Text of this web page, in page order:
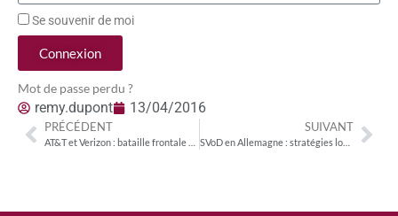
Se souvenir de moi
Connexion
Mot de passe perdu ?
remy.dupont 13/04/2016
PRÉCÉDENT SUIVANT
SVoD en Allemagne : stratégies locales pour Watchever et Maxdome